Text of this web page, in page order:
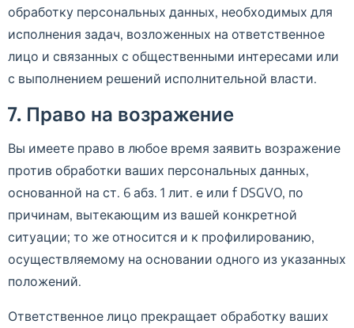
обработку персональных данных, необходимых для
исполнения задач, возложенных на ответственное
лицо и связанных с общественными интересами или
с выполнением решений исполнительной власти.
7. Право на возражение
Вы имеете право в любое время заявить возражение
против обработки ваших персональных данных,
основанной на ст. 6 абз. 1 лит. е или f DSGVO, по
причинам, вытекающим из вашей конкретной
ситуации; то же относится и к профилированию,
осуществляемому на основании одного из указанных
положений.
Ответственное лицо прекращает обработку ваших